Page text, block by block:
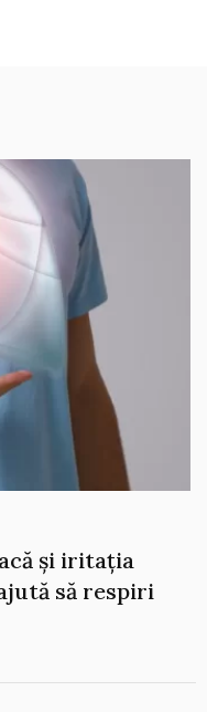
și iritația
să respiri